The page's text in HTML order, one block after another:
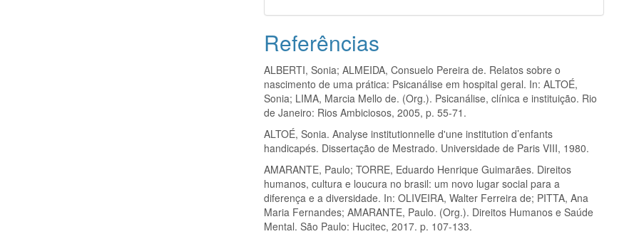
Referências
ALBERTI, Sonia; ALMEIDA, Consuelo Pereira de. Relatos sobre o
nascimento de uma prática: Psicanálise em hospital geral. In: ALTOÉ,
Sonia; LIMA, Marcia Mello de. (Org.). Psicanálise, clínica e instituição. Rio
de Janeiro: Rios Ambiciosos, 2005, p. 55-71.
ALTOÉ, Sonia. Analyse institutionnelle d'une institution d’enfants
handicapés. Dissertação de Mestrado. Universidade de Paris VIII, 1980.
AMARANTE, Paulo; TORRE, Eduardo Henrique Guimarães. Direitos
humanos, cultura e loucura no brasil: um novo lugar social para a
diferença e a diversidade. In: OLIVEIRA, Walter Ferreira de; PITTA, Ana
Maria Fernandes; AMARANTE, Paulo. (Org.). Direitos Humanos e Saúde
Mental. São Paulo: Hucitec, 2017. p. 107-133.